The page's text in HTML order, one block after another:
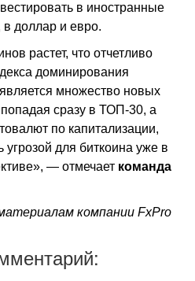
в иностранные
доллар и евро.
растет, что отчетливо
доминирования
множество новых
сразу в ТОП-30, а
по капитализации,
угрозой для биткоина уже в
— отмечает команда
компании FxPro